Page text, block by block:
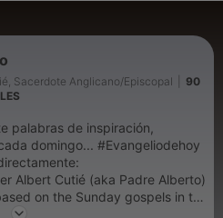
Sacerdote Anglicano/Episcopal
90
palabras de inspiración,
domingo... #Evangeliodehoy
on the Sunday gospels in the
and special feasts celebrated in